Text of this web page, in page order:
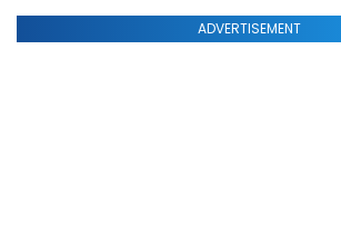
ADVERTISEMENT